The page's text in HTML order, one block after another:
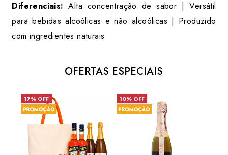
Diferenciais: Alta concentração de sabor | Versátil
para bebidas alcoólicas e não alcoólicas | Produzido
com ingredientes naturais
OFERTAS ESPECIAIS
17% OFF 10% OFF